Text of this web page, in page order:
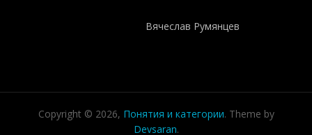
Вячеслав Румянцев
Copyright © 2026, Понятия и категории. Theme by
Devsaran.